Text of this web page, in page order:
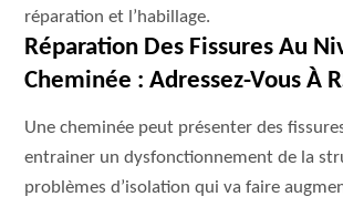
réparation et l’habillage.
Réparation Des Fissures Au
Cheminée : Adressez-Vous À
Une cheminée peut présenter des
entrainer un dysfonctionnement de la
problèmes d’isolation qui va faire